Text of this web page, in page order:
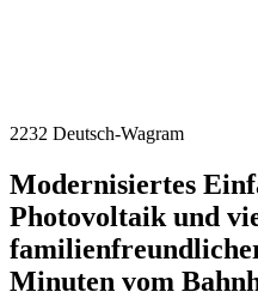
2232 Deutsch-Wagram
Modernisiertes
Photovoltaik und
Minuten vom